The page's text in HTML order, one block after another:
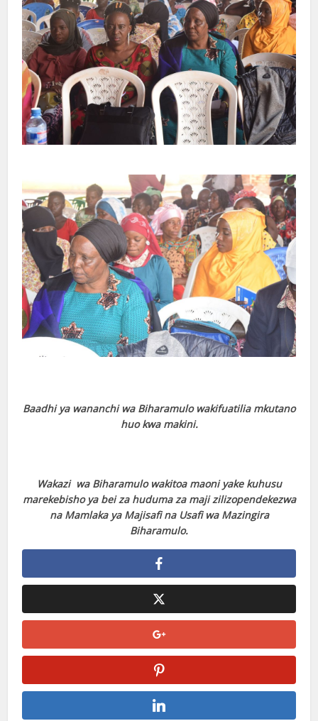
Baadhi ya wananchi wa Biharamulo wakifuatilia mkutano
huo kwa makini.
Wakazi wa Biharamulo wakitoa maoni yake kuhusu
marekebisho ya bei za huduma za maji zilizopendekezwa
na Mamlaka ya Majisafi na Usafi wa Mazingira
Biharamulo.